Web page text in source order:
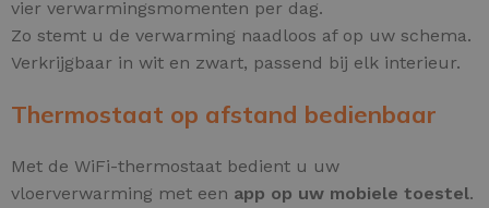
vier verwarmingsmomenten per dag.
Zo stemt u de verwarming naadloos af op uw schema.
Verkrijgbaar in wit en zwart, passend bij elk interieur.
Thermostaat op afstand bedienbaar
Met de WiFi-thermostaat bedient u uw
vloerverwarming met een app op uw mobiele toestel.